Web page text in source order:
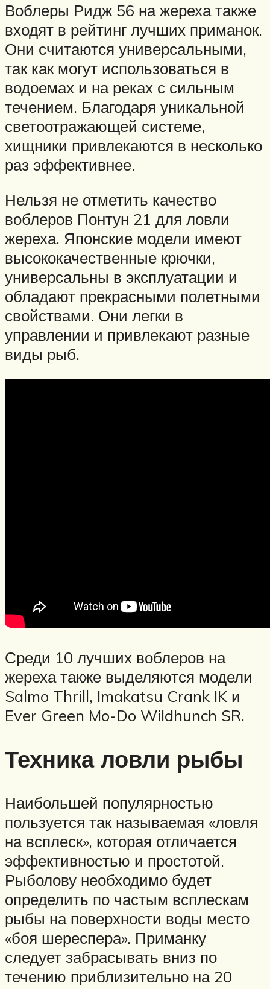
Воблеры Ридж 56 на жереха также
входят в рейтинг лучших приманок.
Они считаются универсальными,
так как могут использоваться в
водоемах и на реках с сильным
течением. Благодаря уникальной
светоотражающей системе,
хищники привлекаются в несколько
раз эффективнее.
Нельзя не отметить качество
воблеров Понтун 21 для ловли
жереха. Японские модели имеют
высококачественные крючки,
универсальны в эксплуатации и
обладают прекрасными полетными
свойствами. Они легки в
управлении и привлекают разные
виды рыб.
Среди 10 лучших воблеров на
жереха также выделяются модели
Salmo Thrill, Imakatsu Crank IK и
Ever Green Mo-Do Wildhunch SR.
Техника ловли рыбы
Наибольшей популярностью
пользуется так называемая «ловля
на всплеск», которая отличается
эффективностью и простотой.
Рыболову необходимо будет
определить по частым всплескам
рыбы на поверхности воды место
«боя шереспера». Приманку
следует забрасывать вниз по
течению приблизительно на 20